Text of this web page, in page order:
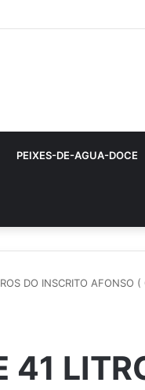
PEIXES-DE-AGUA-DOCE
DO INSCRITO AFONSO
41